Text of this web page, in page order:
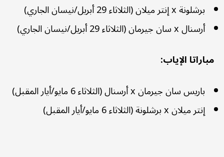
برشلونة x إنتر ميلان (الثلاثاء 29 أبريل/نيسان الجاري)
أرسنال x سان جيرمان (الثلاثاء 29 أبريل/نيسان الجاري)
مباراتا الإياب:
باريس سان جيرمان x أرسنال (الثلاثاء 6 مايو/أيار المقبل)
إنتر ميلان x برشلونة (الثلاثاء 6 مايو/أيار المقبل)